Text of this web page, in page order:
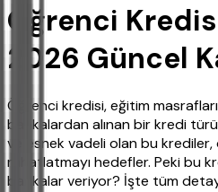
Öğrenci
2026 Güncel
Öğrenci kredisi, eğitim
bankalardan alınan bir kredi
ve esnek vadeli olan bu
rahatlatmayı hedefler. Peki bu
bankalar veriyor? İşte tüm